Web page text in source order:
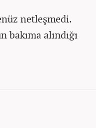
netleşmedi.
bakıma alındığı